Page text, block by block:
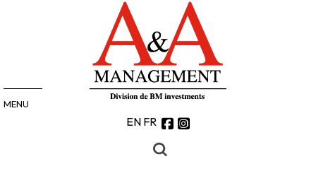
EN FR
MENU